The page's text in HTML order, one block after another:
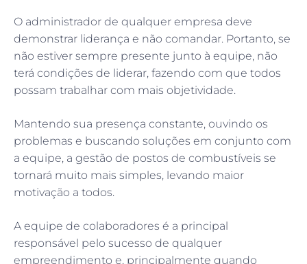
O administrador de qualquer empresa deve
demonstrar liderança e não comandar. Portanto, se
não estiver sempre presente junto à equipe, não
terá condições de liderar, fazendo com que todos
possam trabalhar com mais objetividade.
Mantendo sua presença constante, ouvindo os
problemas e buscando soluções em conjunto com
a equipe, a gestão de postos de combustíveis se
tornará muito mais simples, levando maior
motivação a todos.
A equipe de colaboradores é a principal
responsável pelo sucesso de qualquer
empreendimento e, principalmente quando